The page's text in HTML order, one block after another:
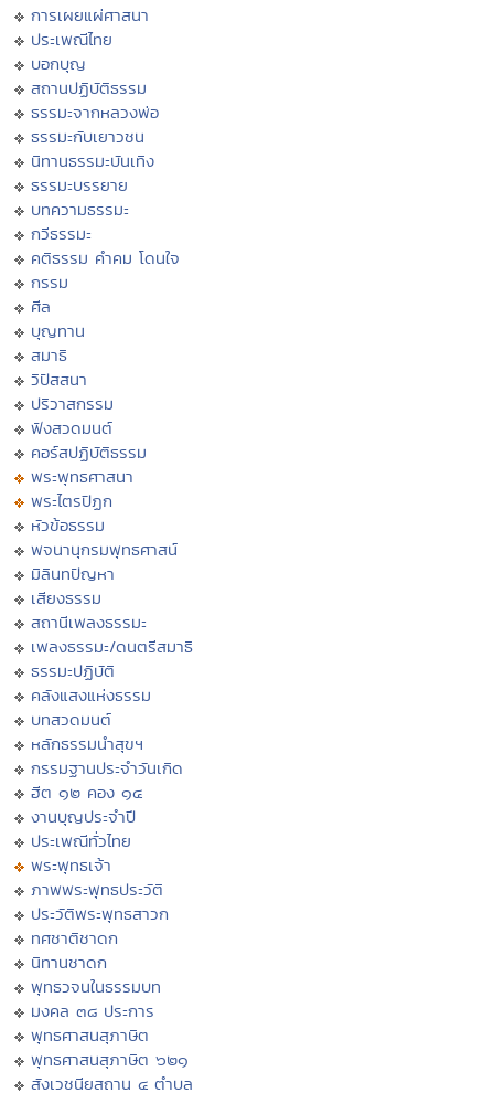
การเผยแผ่ศาสนา
ประเพณีไทย
บอกบุญ
สถานปฏิบัติธรรม
ธรรมะจากหลวงพ่อ
ธรรมะกับเยาวชน
นิทานธรรมะบันเทิง
ธรรมะบรรยาย
บทความธรรมะ
กวีธรรมะ
คติธรรม คำคม โดนใจ
กรรม
ศีล
บุญทาน
สมาธิ
วิปัสสนา
ปริวาสกรรม
ฟังสวดมนต์
คอร์สปฏิบัติธรรม
พระพุทธศาสนา
พระไตรปิฏก
หัวข้อธรรม
พจนานุกรมพุทธศาสน์
มิลินทปัญหา
เสียงธรรม
สถานีเพลงธรรมะ
เพลงธรรมะ/ดนตรีสมาธิ
ธรรมะปฏิบัติ
คลังแสงแห่งธรรม
บทสวดมนต์
หลักธรรมนำสุขฯ
กรรมฐานประจำวันเกิด
ฮีต ๑๒ คอง ๑๔
งานบุญประจำปี
ประเพณีทั่วไทย
พระพุทธเจ้า
ภาพพระพุทธประวัติ
ประวัติพระพุทธสาวก
ทศชาติชาดก
นิทานชาดก
พุทธวจนในธรรมบท
มงคล ๓๘ ประการ
พุทธศาสนสุภาษิต
พุทธศาสนสุภาษิต ๖๒๑
สังเวชนียสถาน ๔ ตำบล